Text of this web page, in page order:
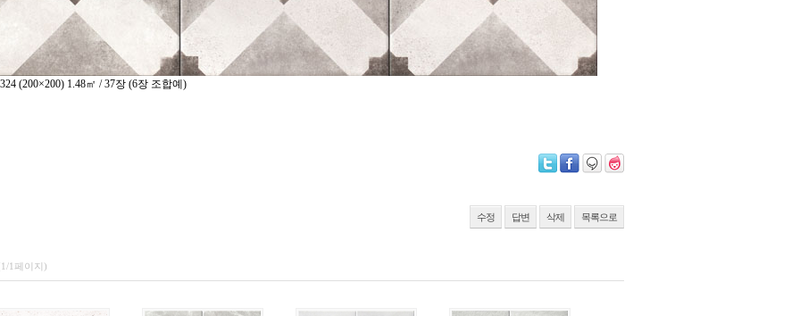
(200×200) 1.48㎡ / 37장 (6장 조합예)
수정 답변 삭제 목록으로
1페이지)